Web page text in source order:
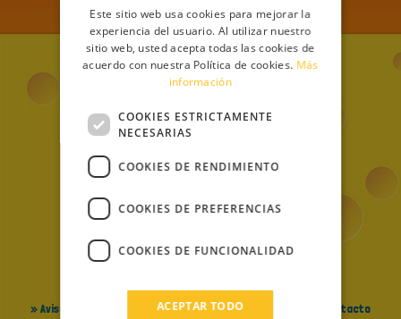
From an idea of Elisabetta Dami
» Aviso legal - Política de privacidad
» Cookie Policy
» Contacto
ENGLISH
FRENCH
SPANISH
HUNGARIAN
PORTUGUESE
Este sitio web usa cookies para mejorar la
experiencia del usuario. Al utilizar nuestro
sitio web, usted acepta todas las cookies de
acuerdo con nuestra Política de cookies. Más
información
COOKIES ESTRICTAMENTE
NECESARIAS
COOKIES DE RENDIMIENTO
COOKIES DE PREFERENCIAS
COOKIES DE FUNCIONALIDAD
ACEPTAR TODO